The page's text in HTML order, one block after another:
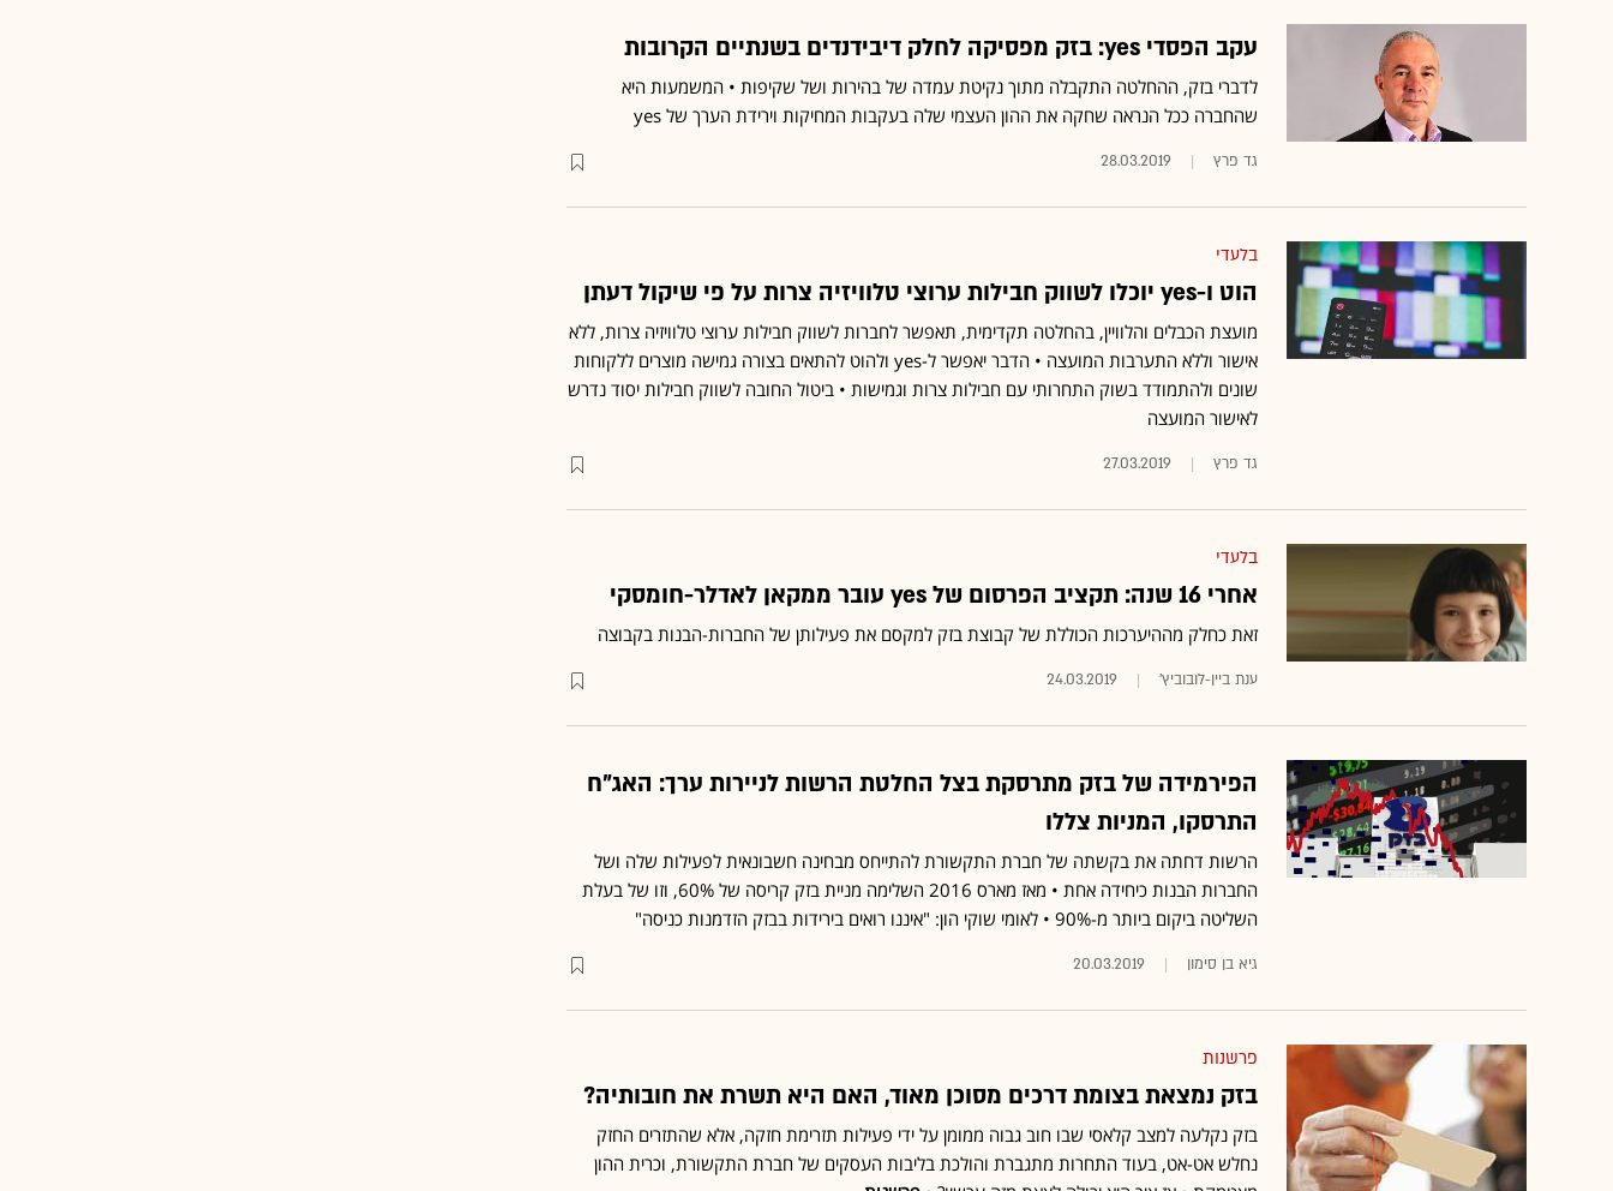
עקב הפסדי yes: בזק מפסיקה לחלק דיבידנדים בשנתיים הקרובות
לדברי בזק, ההחלטה התקבלה מתוך נקיטת עמדה של בהירות ושל שקיפות • המשמעות היא
שהחברה ככל הנראה שחקה את ההון העצמי שלה בעקבות המחיקות וירידת הערך של yes
גד פרץ 28.03.2019
בלעדי
הוט ו-yes יוכלו לשווק חבילות ערוצי טלוויזיה צרות על פי שיקול דעתן
מועצת הכבלים והלוויין, בהחלטה תקדימית, תאפשר לחברות לשווק חבילות ערוצי טלוויזיה צרות, ללא
אישור וללא התערבות המועצה • הדבר יאפשר ל-yes ולהוט להתאים בצורה גמישה מוצרים ללקוחות
שונים ולהתמודד בשוק התחרותי עם חבילות צרות וגמישות • ביטול החובה לשווק חבילות יסוד נדרש
לאישור המועצה
גד פרץ 27.03.2019
בלעדי
אחרי 16 שנה: תקציב הפרסום של yes עובר ממקאן לאדלר-חומסקי
זאת כחלק מההיערכות הכוללת של קבוצת בזק למקסם את פעילותן של החברות-הבנות בקבוצה
ענת ביין-לובוביץ' 24.03.2019
הפירמידה של בזק מתרסקת בצל החלטת הרשות לניירות ערך: האג"ח
התרסקו, המניות צללו
הרשות דחתה את בקשתה של חברת התקשורת להתייחס מבחינה חשבונאית לפעילות שלה ושל
החברות הבנות כיחידה אחת • מאז מארס 2016 השלימה מניית בזק קריסה של 60%, וזו של בעלת
השליטה ביקום ביותר מ-90% • לאומי שוקי הון: "איננו רואים בירידות בבזק הזדמנות כניסה"
גיא בן סימון 20.03.2019
פרשנות
בזק נמצאת בצומת דרכים מסוכן מאוד, האם היא תשרת את חובותיה?
בזק נקלעה למצב קלאסי שבו חוב גבוה ממומן על ידי פעילות תזרימת חזקה, אלא שהתזרים החזק
נחלש אט-אט, בעוד התחרות מתגברת והולכת בליבות העסקים של חברת התקשורת, וכרית ההון